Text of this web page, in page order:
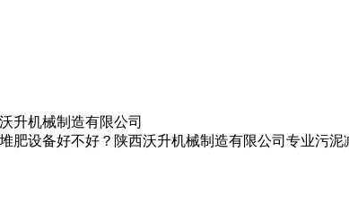
升机械制造有限公司
肥设备好不好？陕西沃升机械制造有限公司专业污